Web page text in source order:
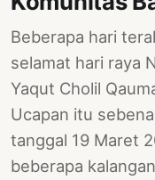
Beberapa hari
selamat hari raya
Yaqut Cholil
Ucapan itu
tanggal 19 Maret
beberapa